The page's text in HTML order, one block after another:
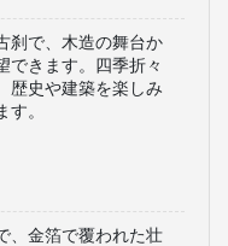
刹で、木造の舞台か
できます。四季折々
歴史や建築を楽しみ
す。
、金箔で覆われた壮